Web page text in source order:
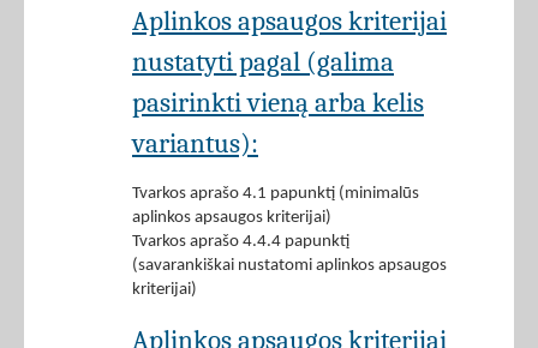
Aplinkos apsaugos kriterijai
nustatyti pagal (galima
pasirinkti vieną arba kelis
variantus):
Tvarkos aprašo 4.1 papunktį (minimalūs
aplinkos apsaugos kriterijai)
Tvarkos aprašo 4.4.4 papunktį
(savarankiškai nustatomi aplinkos apsaugos
kriterijai)
Aplinkos apsaugos kriterijai